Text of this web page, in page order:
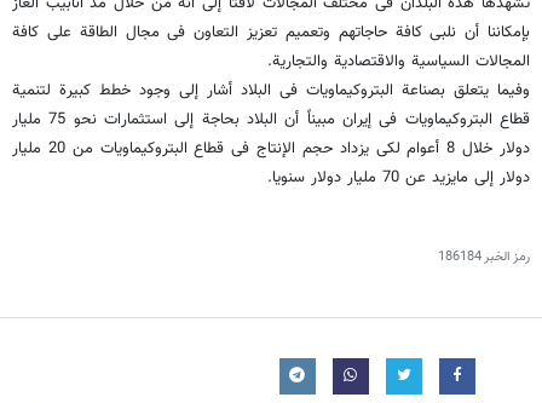
بإمکاننا أن نلبی کافة حاجاتهم وتعمیم تعزیز التعاون فی مجال الطاقة علی کافة
المجالات السیاسیة والاقتصادیة والتجاریة.
وفیما یتعلق بصناعة البتروکیماویات فی البلاد أشار إلی وجود خطط کبیرة لتنمیة
قطاع البتروکیماویات فی إیران مبیناً أن البلاد بحاجة إلی استثمارات نحو 75 ملیار
دولار خلال 8 أعوام لکی یزداد حجم الإنتاج فی قطاع البتروکیماویات من 20 ملیار
دولار إلی مایزید عن 70 ملیار دولار سنویا.
رمز الخبر186184